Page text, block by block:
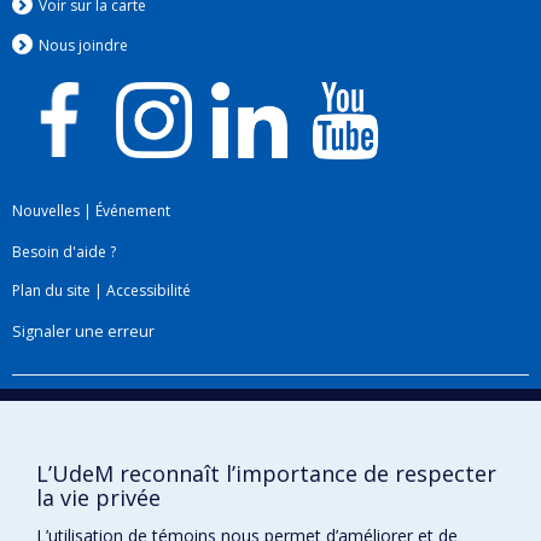
Voir sur la carte
Nous joindre
Nouvelles | Événement
Besoin d'aide ?
Plan du site | Accessibilité
Signaler une erreur
L’UdeM reconnaît l’importance de respecter
la vie privée
L’utilisation de témoins nous permet d’améliorer et de